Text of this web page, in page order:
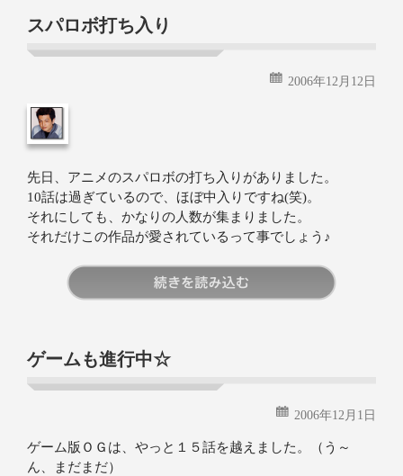
スパロボ打ち入り
2006年12月12日
先日、アニメのスパロボの打ち入りがありました。
10話は過ぎているので、ほぼ中入りですね(笑)。
それにしても、かなりの人数が集まりました。
それだけこの作品が愛されているって事でしょう♪
ゲームも進行中☆
2006年12月1日
ゲーム版ＯＧは、やっと１５話を越えました。（う～
ん、まだまだ）